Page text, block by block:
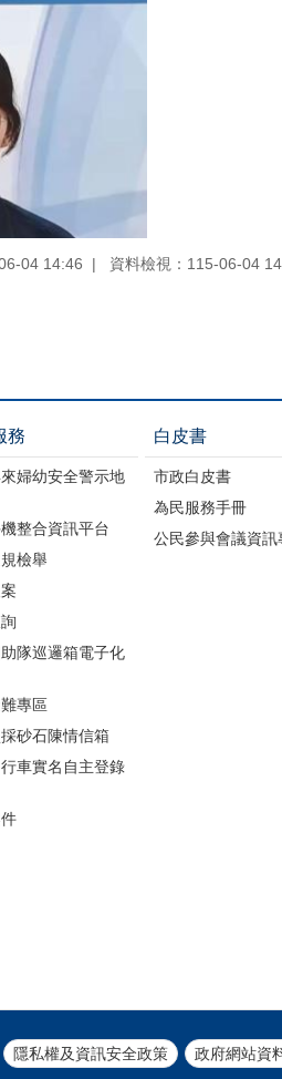
04 14:46 資料檢視：115-06-04
務
婦幼安全警示地
整合資訊平台
檢舉
隊巡邏箱電子化
專區
砂石陳情信箱
車實名自主登錄
白皮書
市政白皮書
為民服務手冊
公民參與會議資訊
隱私權及資訊安全政策 政府網站資